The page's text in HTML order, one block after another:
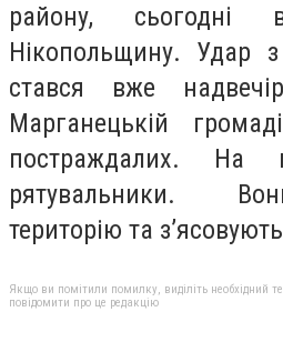
району, сьогодні
Нікопольщину. Удар з
стався вже
Марганецькій
постраждалих. На
рятувальники.
територію та
Якщо ви помітили помилку, виділіть необхідний
повідомити про це редакцію